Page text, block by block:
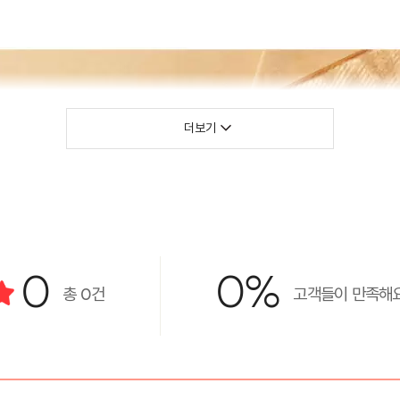
더보기
0 총 0건 0% 고객들이 만족해